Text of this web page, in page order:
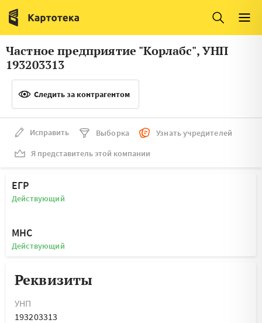
Италия
Люксембург
Литва
Латвия
Словения
Франция
Финляндия
Швеция
Мальта
Частное предприятие "Корлабс", УНП
193203313
Следить за контрагентом
Исправить Выборка
Узнать учредителей
Я представитель этой компании
ЕГР
Действующий
МНС
Действующий
Реквизиты
УНП
193203313